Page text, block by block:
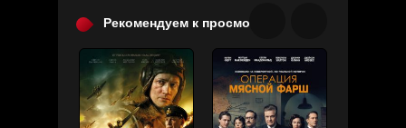
Рекомендуем к просмотру: